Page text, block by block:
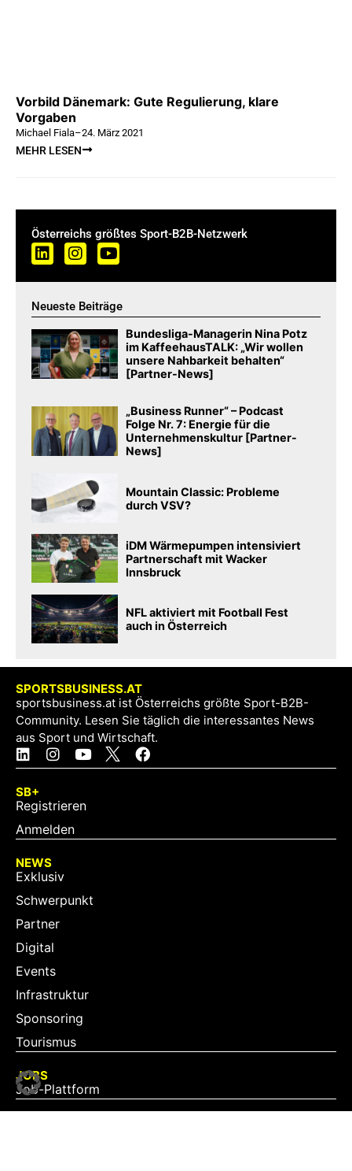
Vorbild Dänemark: Gute Regulierung, klare
Vorgaben
Michael Fiala–24. März 2021
MEHR LESEN
Österreichs größtes Sport-B2B-Netzwerk
Neueste Beiträge
Bundesliga-Managerin Nina Potz
im KaffeehausTALK: „Wir wollen
unsere Nahbarkeit behalten“
[Partner-News]
„Business Runner“ – Podcast
Folge Nr. 7: Energie für die
Unternehmenskultur [Partner-
News]
Mountain Classic: Probleme
durch VSV?
iDM Wärmepumpen intensiviert
Partnerschaft mit Wacker
Innsbruck
NFL aktiviert mit Football Fest
auch in Österreich
SPORTSBUSINESS.AT
sportsbusiness.at ist Österreichs größte Sport-B2B-
Community. Lesen Sie täglich die interessantes News
aus Sport und Wirtschaft.
SB+
Registrieren
Anmelden
NEWS
Exklusiv
Schwerpunkt
Partner
Digital
Events
Infrastruktur
Sponsoring
Tourismus
JOBS
Job-Plattform